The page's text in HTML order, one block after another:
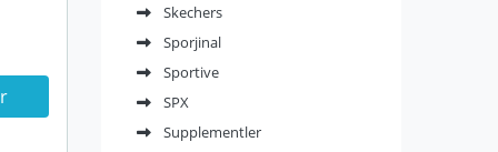
Skechers
Sporjinal
Sportive
SPX
Supplementler